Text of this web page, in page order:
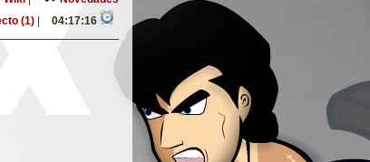
(1)
04:17:16